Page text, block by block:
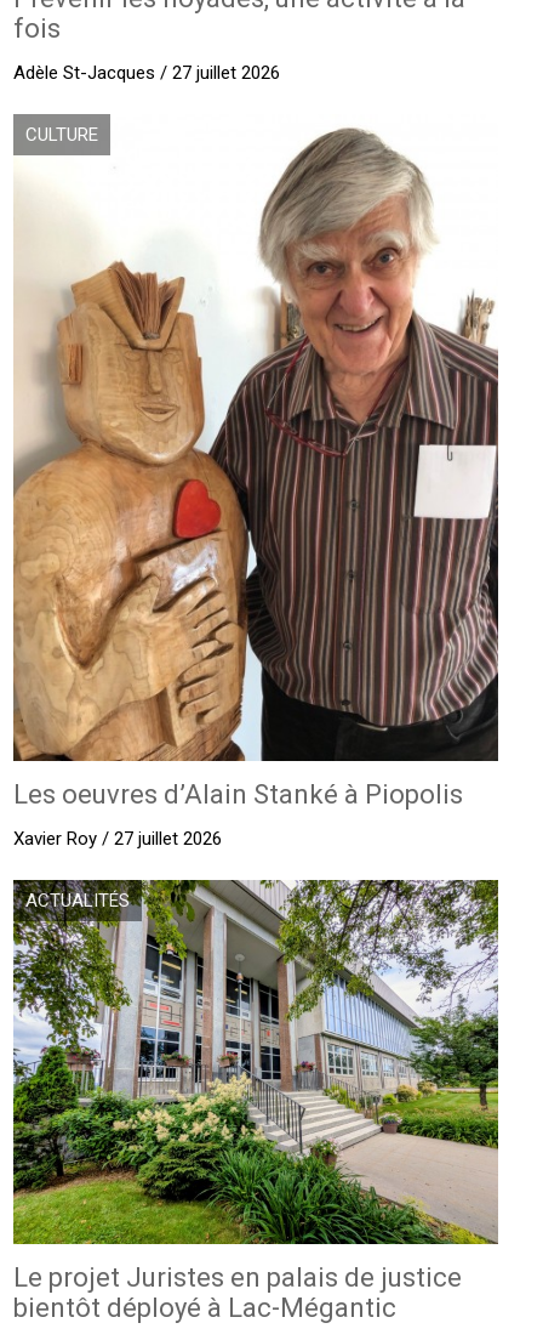
fois
Adèle St-Jacques / 27 juillet 2026
CULTURE
Les oeuvres d’Alain Stanké à Piopolis
Xavier Roy / 27 juillet 2026
ACTUALITÉS
Le projet Juristes en palais de justice
bientôt déployé à Lac-Mégantic